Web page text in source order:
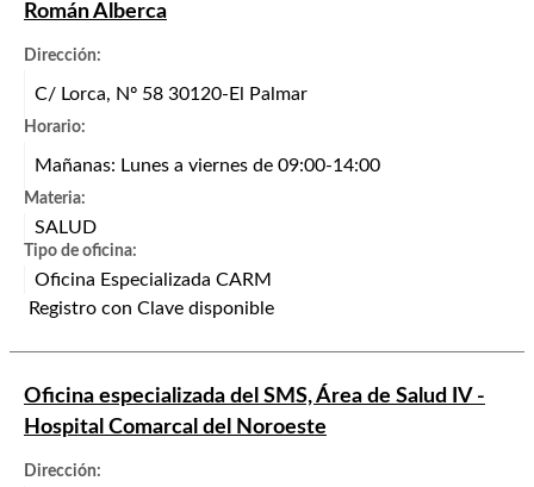
Román Alberca
Dirección:
C/ Lorca, Nº 58 30120-El Palmar
Horario:
Mañanas: Lunes a viernes de 09:00-14:00
Materia:
SALUD
Tipo de oficina:
Oficina Especializada CARM
Registro con Clave disponible
Oficina especializada del SMS, Área de Salud IV -
Hospital Comarcal del Noroeste
Dirección: